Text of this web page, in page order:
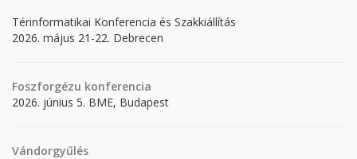
Térinformatikai Konferencia és Szakkiállítás
2026. május 21-22. Debrecen
Foszforgézu konferencia
2026. június 5. BME, Budapest
Vándorgyűlés